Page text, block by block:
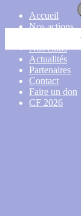
Accueil
Nos actions
Nos clubs
Actualités
Partenaires
Contact
Faire un don
CF 2026